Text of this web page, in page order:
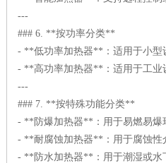
---
### 6. **按功率分类**
- **低功率加热器**：适用于小型
- **高功率加热器**：适用于工业
---
### 7. **按特殊功能分类**
- **防爆加热器**：用于易燃易爆
- **耐腐蚀加热器**：用于腐蚀性
- **防水加热器**：用于潮湿或水